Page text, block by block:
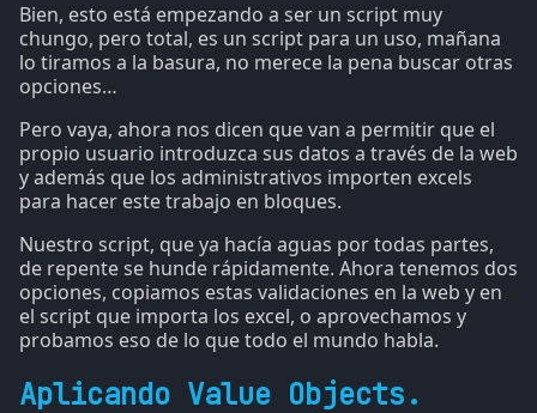
Bien, esto está empezando a ser un script muy
chungo, pero total, es un script para un uso, mañana
lo tiramos a la basura, no merece la pena buscar otras
opciones…
Pero vaya, ahora nos dicen que van a permitir que el
propio usuario introduzca sus datos a través de la web
y además que los administrativos importen excels
para hacer este trabajo en bloques.
Nuestro script, que ya hacía aguas por todas partes,
de repente se hunde rápidamente. Ahora tenemos dos
opciones, copiamos estas validaciones en la web y en
el script que importa los excel, o aprovechamos y
probamos eso de lo que todo el mundo habla.
Aplicando Value Objects.